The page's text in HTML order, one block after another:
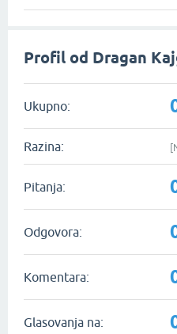
Profil od Dragan
Ukupno:
Razina:
Pitanja:
Odgovora:
Komentara:
Glasovanja na: